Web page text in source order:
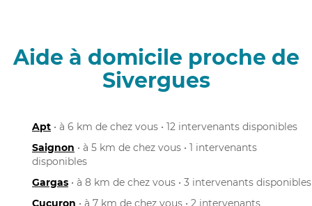
Aide à domicile proche de
Sivergues
Apt • à 6 km de chez vous • 12 intervenants disponibles
Saignon • à 5 km de chez vous • 1 intervenants
disponibles
Gargas • à 8 km de chez vous • 3 intervenants disponibles
Cucuron • à 7 km de chez vous • 2 intervenants